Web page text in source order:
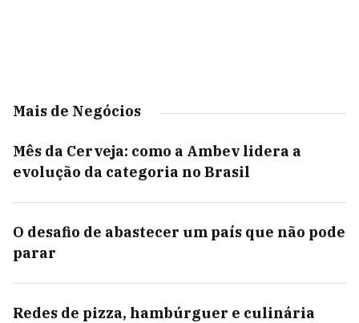
Mais de Negócios
Mês da Cerveja: como a Ambev lidera a
evolução da categoria no Brasil
O desafio de abastecer um país que não pode
parar
Redes de pizza, hambúrguer e culinária